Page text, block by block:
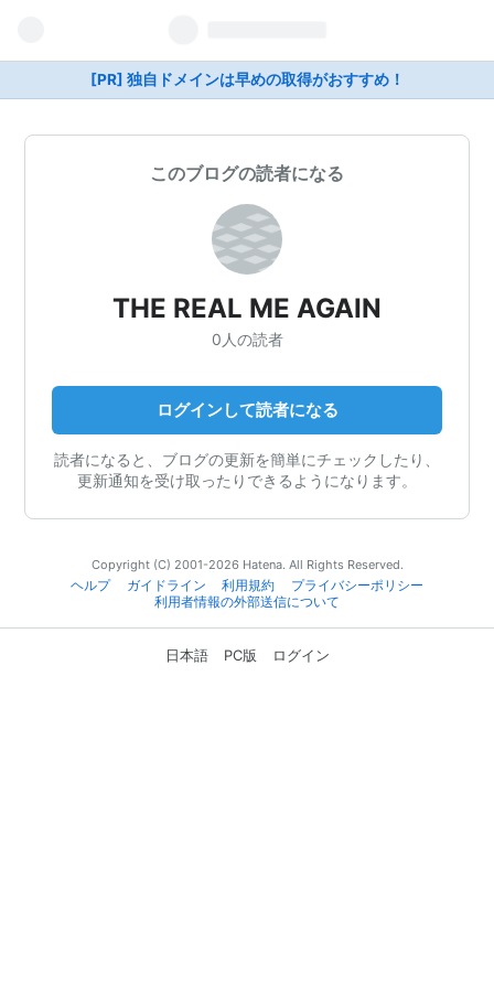
[PR] 独自ドメインは早めの取得がおすすめ！
このブログの読者になる
THE REAL ME AGAIN
0人の読者
ログインして読者になる
読者になると、ブログの更新を簡単にチェックしたり、
更新通知を受け取ったりできるようになります。
Copyright (C) 2001-2026 Hatena. All Rights Reserved.
ヘルプ
ガイドライン 利用規約
プライバシーポリシー
利用者情報の外部送信について
日本語 PC版 ログイン